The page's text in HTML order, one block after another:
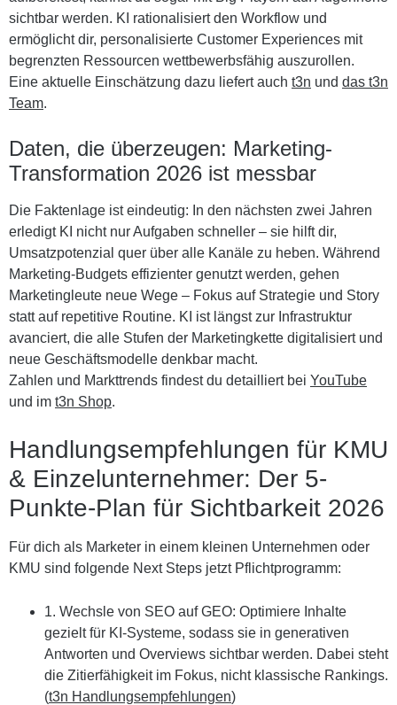
sichtbar werden. KI rationalisiert den Workflow und
ermöglicht dir, personalisierte Customer Experiences mit
begrenzten Ressourcen wettbewerbsfähig auszurollen.
Eine aktuelle Einschätzung dazu liefert auch t3n und das t3n
Team.
Daten, die überzeugen: Marketing-
Transformation 2026 ist messbar
Die Faktenlage ist eindeutig: In den nächsten zwei Jahren
erledigt KI nicht nur Aufgaben schneller – sie hilft dir,
Umsatzpotenzial quer über alle Kanäle zu heben. Während
Marketing-Budgets effizienter genutzt werden, gehen
Marketingleute neue Wege – Fokus auf Strategie und Story
statt auf repetitive Routine. KI ist längst zur Infrastruktur
avanciert, die alle Stufen der Marketingkette digitalisiert und
neue Geschäftsmodelle denkbar macht.
Zahlen und Markttrends findest du detailliert bei YouTube
und im t3n Shop.
Handlungsempfehlungen für KMU
& Einzelunternehmer: Der 5-
Punkte-Plan für Sichtbarkeit 2026
Für dich als Marketer in einem kleinen Unternehmen oder
KMU sind folgende Next Steps jetzt Pflichtprogramm:
1. Wechsle von SEO auf GEO: Optimiere Inhalte
gezielt für KI-Systeme, sodass sie in generativen
Antworten und Overviews sichtbar werden. Dabei steht
die Zitierfähigkeit im Fokus, nicht klassische Rankings.
(t3n Handlungsempfehlungen)